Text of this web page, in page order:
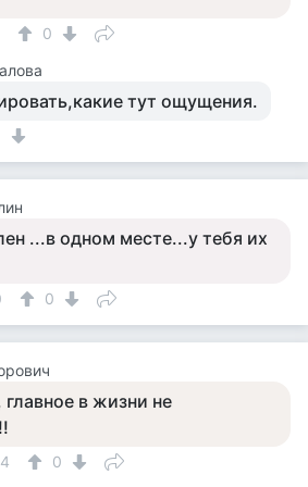
0
тут ощущения.
...в одном месте...у тебя их
0
главное в жизни не
0